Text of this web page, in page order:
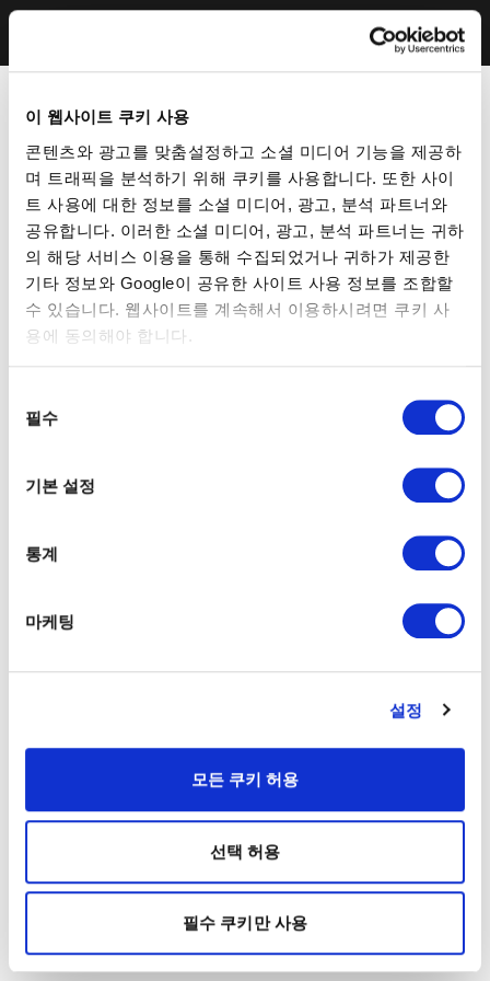
이 웹사이트 쿠키 사용
콘텐츠와 광고를 맞춤설정하고 소셜 미디어 기능을 제공하
며 트래픽을 분석하기 위해 쿠키를 사용합니다. 또한 사이
트 사용에 대한 정보를 소셜 미디어, 광고, 분석 파트너와
공유합니다. 이러한 소셜 미디어, 광고, 분석 파트너는 귀하
의 해당 서비스 이용을 통해 수집되었거나 귀하가 제공한
기타 정보와 Google이 공유한 사이트 사용 정보를 조합할
수 있습니다. 웹사이트를 계속해서 이용하시려면 쿠키 사
용에 동의해야 합니다.
필수
기본 설정
통계
마케팅
설정
모든 쿠키 허용
선택 허용
필수 쿠키만 사용